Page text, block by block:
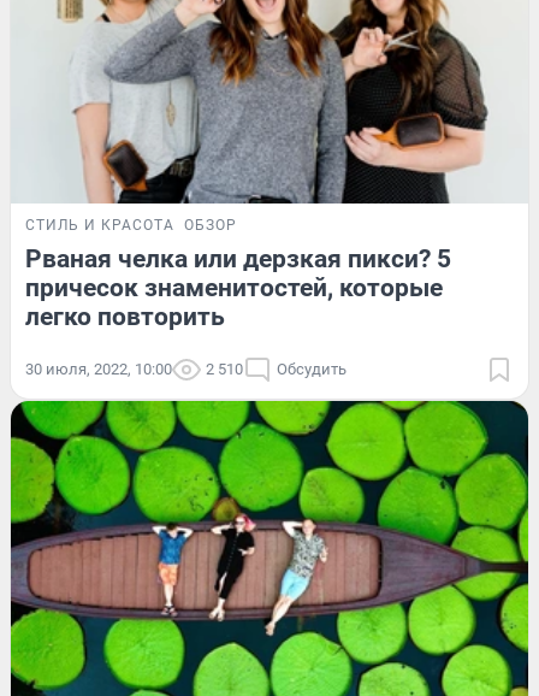
СТИЛЬ И КРАСОТА ОБЗОР
Рваная челка или дерзкая пикси? 5
причесок знаменитостей, которые
легко повторить
30 июля, 2022, 10:00 2 510 Обсудить